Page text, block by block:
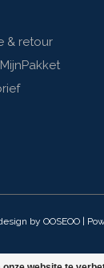
& retour
by OOSEOO |